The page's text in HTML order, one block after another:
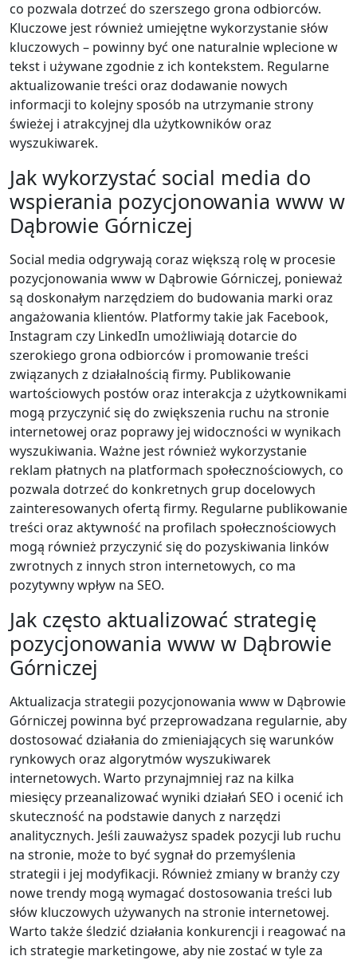
co pozwala dotrzeć do szerszego grona odbiorców.
Kluczowe jest również umiejętne wykorzystanie słów
kluczowych – powinny być one naturalnie wplecione w
tekst i używane zgodnie z ich kontekstem. Regularne
aktualizowanie treści oraz dodawanie nowych
informacji to kolejny sposób na utrzymanie strony
świeżej i atrakcyjnej dla użytkowników oraz
wyszukiwarek.
Jak wykorzystać social media do
wspierania pozycjonowania www w
Dąbrowie Górniczej
Social media odgrywają coraz większą rolę w procesie
pozycjonowania www w Dąbrowie Górniczej, ponieważ
są doskonałym narzędziem do budowania marki oraz
angażowania klientów. Platformy takie jak Facebook,
Instagram czy LinkedIn umożliwiają dotarcie do
szerokiego grona odbiorców i promowanie treści
związanych z działalnością firmy. Publikowanie
wartościowych postów oraz interakcja z użytkownikami
mogą przyczynić się do zwiększenia ruchu na stronie
internetowej oraz poprawy jej widoczności w wynikach
wyszukiwania. Ważne jest również wykorzystanie
reklam płatnych na platformach społecznościowych, co
pozwala dotrzeć do konkretnych grup docelowych
zainteresowanych ofertą firmy. Regularne publikowanie
treści oraz aktywność na profilach społecznościowych
mogą również przyczynić się do pozyskiwania linków
zwrotnych z innych stron internetowych, co ma
pozytywny wpływ na SEO.
Jak często aktualizować strategię
pozycjonowania www w Dąbrowie
Górniczej
Aktualizacja strategii pozycjonowania www w Dąbrowie
Górniczej powinna być przeprowadzana regularnie, aby
dostosować działania do zmieniających się warunków
rynkowych oraz algorytmów wyszukiwarek
internetowych. Warto przynajmniej raz na kilka
miesięcy przeanalizować wyniki działań SEO i ocenić ich
skuteczność na podstawie danych z narzędzi
analitycznych. Jeśli zauważysz spadek pozycji lub ruchu
na stronie, może to być sygnał do przemyślenia
strategii i jej modyfikacji. Również zmiany w branży czy
nowe trendy mogą wymagać dostosowania treści lub
słów kluczowych używanych na stronie internetowej.
Warto także śledzić działania konkurencji i reagować na
ich strategie marketingowe, aby nie zostać w tyle za